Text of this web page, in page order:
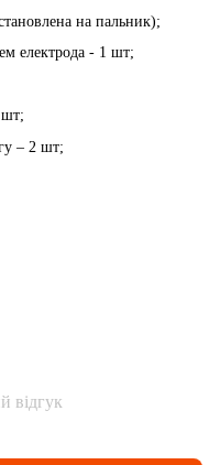
​​на пальник);
електрода - 1 шт;
– 2 шт;
відгук